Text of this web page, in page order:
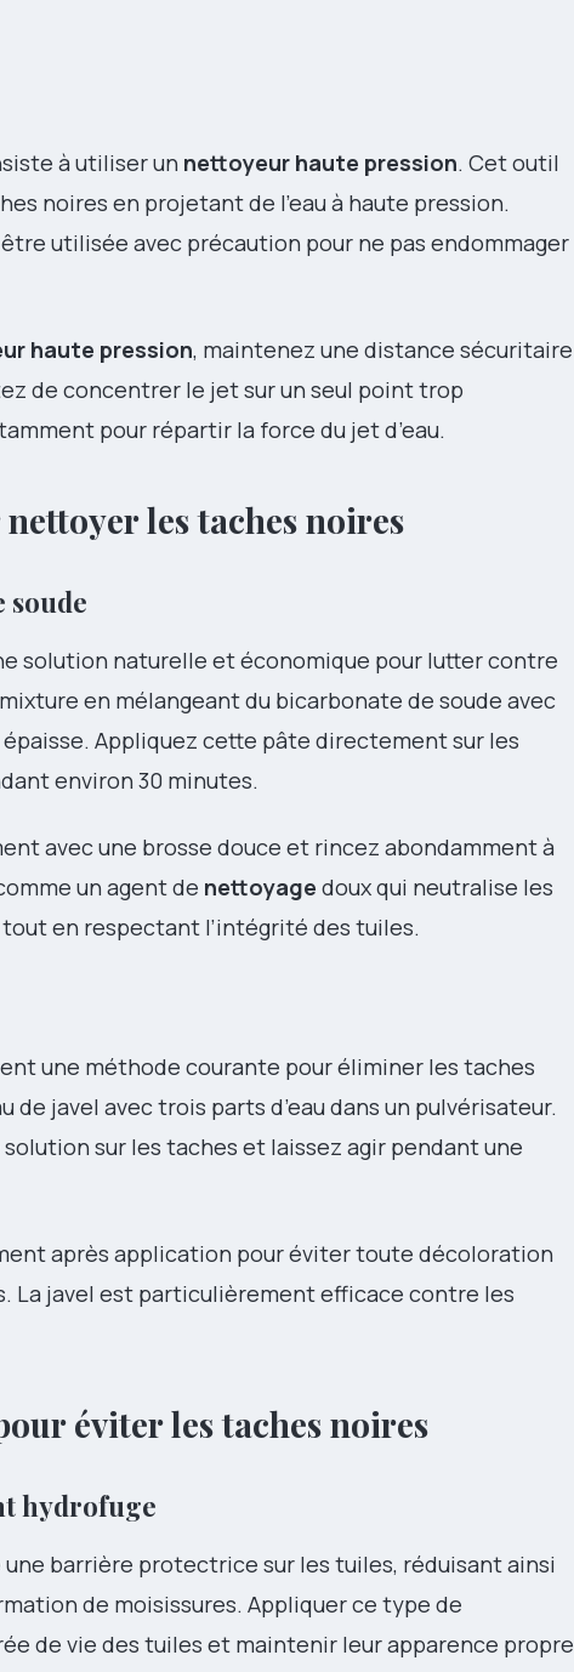
à utiliser un nettoyeur haute pression. Cet outil
noires en projetant de l’eau à haute pression.
utilisée avec précaution pour ne pas endommager
haute pression, maintenez une distance sécuritaire
de concentrer le jet sur un seul point trop
pour répartir la force du jet d’eau.
les taches noires
soude
solution naturelle et économique pour lutter contre
en mélangeant du bicarbonate de soude avec
épaisse. Appliquez cette pâte directement sur les
environ 30 minutes.
avec une brosse douce et rincez abondamment à
un agent de nettoyage doux qui neutralise les
en respectant l’intégrité des tuiles.
une méthode courante pour éliminer les taches
de javel avec trois parts d’eau dans un pulvérisateur.
sur les taches et laissez agir pendant une
après application pour éviter toute décoloration
La javel est particulièrement efficace contre les
éviter les taches noires
hydrofuge
barrière protectrice sur les tuiles, réduisant ainsi
de moisissures. Appliquer ce type de
de vie des tuiles et maintenir leur apparence propre